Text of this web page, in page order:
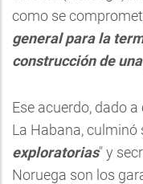
como se
general para la
construcción de
Ese acuerdo, dado
La Habana, culminó
exploratorias" y
Noruega son los